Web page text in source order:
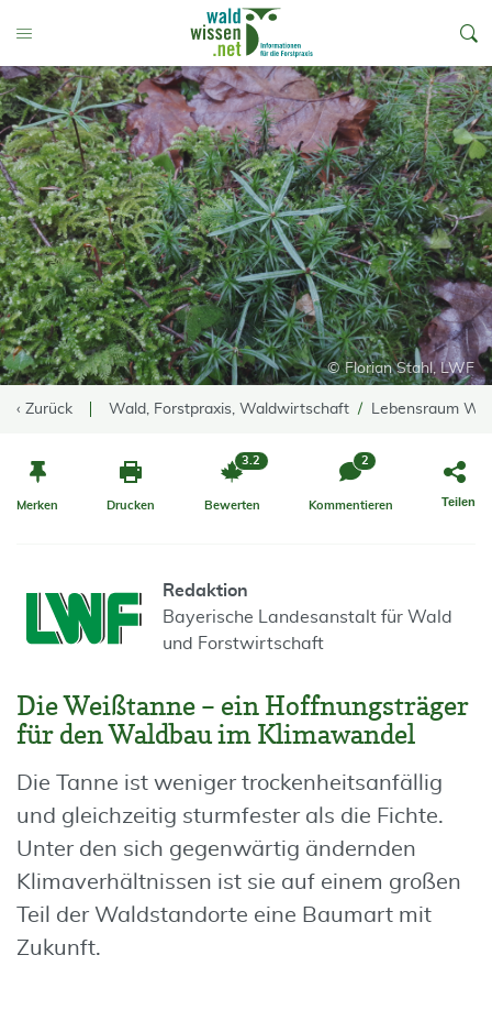
Toggle Menu
© Florian Stahl, LWF
‹ Zurück Wald, Forstpraxis, Waldwirtschaft Lebensraum
Merken Drucken Bewerten
3.2
Kommentieren
2
Teilen
Redaktion
Bayerische Landesanstalt für Wald
und Forstwirtschaft
Die Weißtanne – ein Hoffnungsträger
für den Waldbau im Klimawandel
Die Tanne ist weniger trockenheitsanfällig
und gleichzeitig sturmfester als die Fichte.
Unter den sich gegenwärtig ändernden
Klimaverhältnissen ist sie auf einem großen
Teil der Waldstandorte eine Baumart mit
Zukunft.